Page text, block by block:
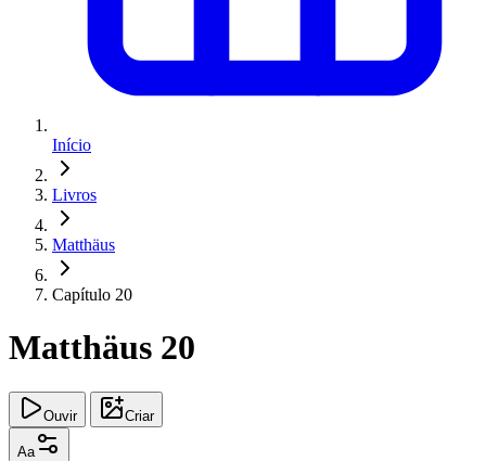
Início
Livros
Matthäus
Capítulo 20
Matthäus 20
Ouvir Criar
Aa